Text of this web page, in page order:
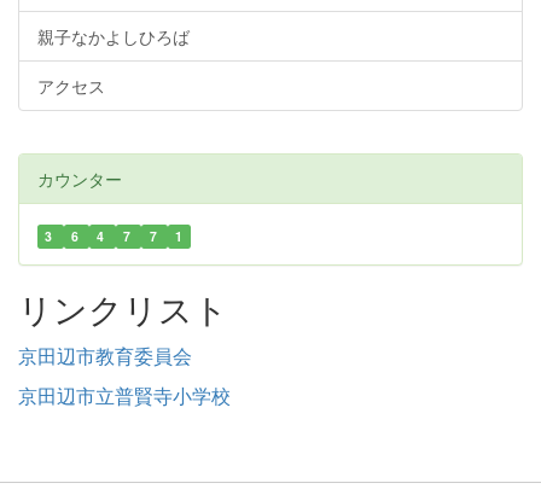
親子なかよしひろば
アクセス
カウンター
3 6 4 7 7 1
リンクリスト
京田辺市教育委員会
京田辺市立普賢寺小学校